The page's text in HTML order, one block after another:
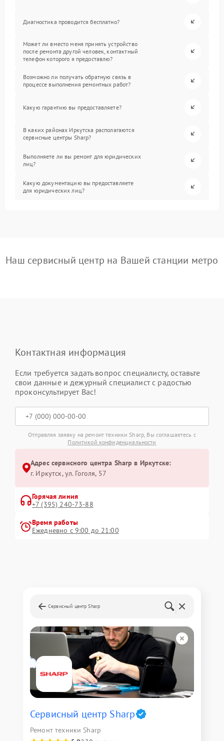
Диагностика проводится бесплатно?
Может ли вместо меня принять устройство
после ремонта другой человек, контактный
телефон которого я предоставлю?
Возможно ли получать обратную связь в
процессе выполнения ремонтных работ?
Какую гарантию вы предоставляете?
В каких районах Иркутска располагаются
сервисные центры Sharp?
Выполняете ли вы ремонт для юридических
лиц?
Какую документацию вы предоставляете
для юридических лиц?
Наш сервисный центр на Вашей станции метро
Контактная информация
Если требуется задать вопрос специалисту, оставьте
свои данные и дежурный специалист с радостью
проконсультирует Вас!
Отправляя заявку на ремонт техники Sharp, Вы соглашаетесь с
Политикой конфиденциальности
Адрес сервисного центра Sharp в Иркутске:
г. Иркутск, ул. ​Гоголя, 57
Горячая линия
+7 (395) 240-73-88
Время работы
Ежедневно с 9:00 до 21:00
Сервисный центр Sharp
Сервисный центр Sharp
Ремонт техники Sharp